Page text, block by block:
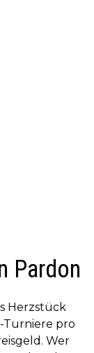
Pardon
Herzstück
Turniere pro
Wer